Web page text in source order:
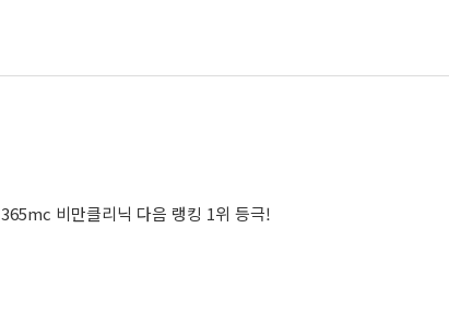
365mc 비만클리닉 다음 랭킹 1위 등극!